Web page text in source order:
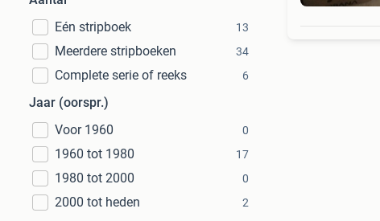
Eén stripboek
13
Meerdere stripboeken 34
Complete serie of reeks 6
Jaar (oorspr.)
Voor 1960
0
1960 tot 1980 17
1980 tot 2000 0
2000 tot heden 2